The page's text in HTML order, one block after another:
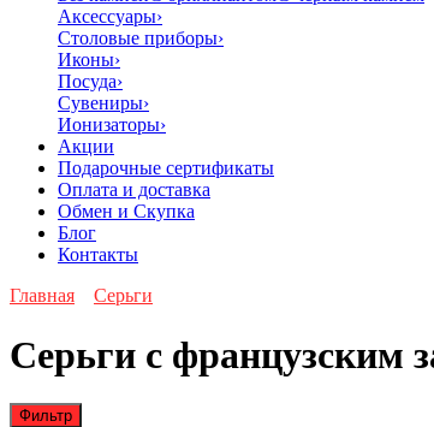
Аксессуары›
Столовые приборы›
Иконы›
Посуда›
Сувениры›
Ионизаторы›
Акции
Подарочные сертификаты
Оплата и доставка
Обмен и Скупка
Блог
Контакты
Главная
Серьги
Серьги с французским
Фильтр